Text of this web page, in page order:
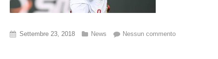
Settembre 23, 2018 News Nessun commento